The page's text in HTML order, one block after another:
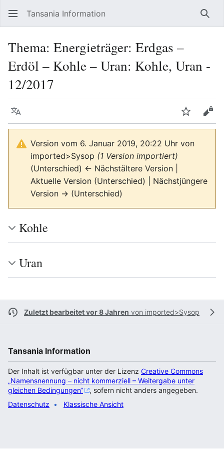
Tansania Information
Thema: Energieträger: Erdgas –
Erdöl – Kohle – Uran: Kohle, Uran -
12/2017
Sprache
Version vom 6. Januar 2019, 20:22 Uhr von
imported>Sysop (1 Version importiert)
(Unterschied) ← Nächstältere Version |
Aktuelle Version (Unterschied) | Nächstjüngere
Version → (Unterschied)
Kohle
Uran
Zuletzt bearbeitet vor 8 Jahren von imported>Sysop
Tansania Information
Der Inhalt ist verfügbar unter der Lizenz Creative Commons
„Namensnennung – nicht kommerziell – Weitergabe unter
gleichen Bedingungen“
, sofern nicht anders angegeben.
Datenschutz
Klassische Ansicht